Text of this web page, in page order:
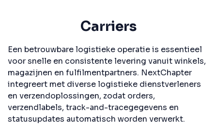
Carriers
Een betrouwbare logistieke operatie is essentieel
voor snelle en consistente levering vanuit winkels,
magazijnen en fulfilmentpartners. NextChapter
integreert met diverse logistieke dienstverleners
en verzendoplossingen, zodat orders,
verzendlabels, track-and-tracegegevens en
statusupdates automatisch worden verwerkt.